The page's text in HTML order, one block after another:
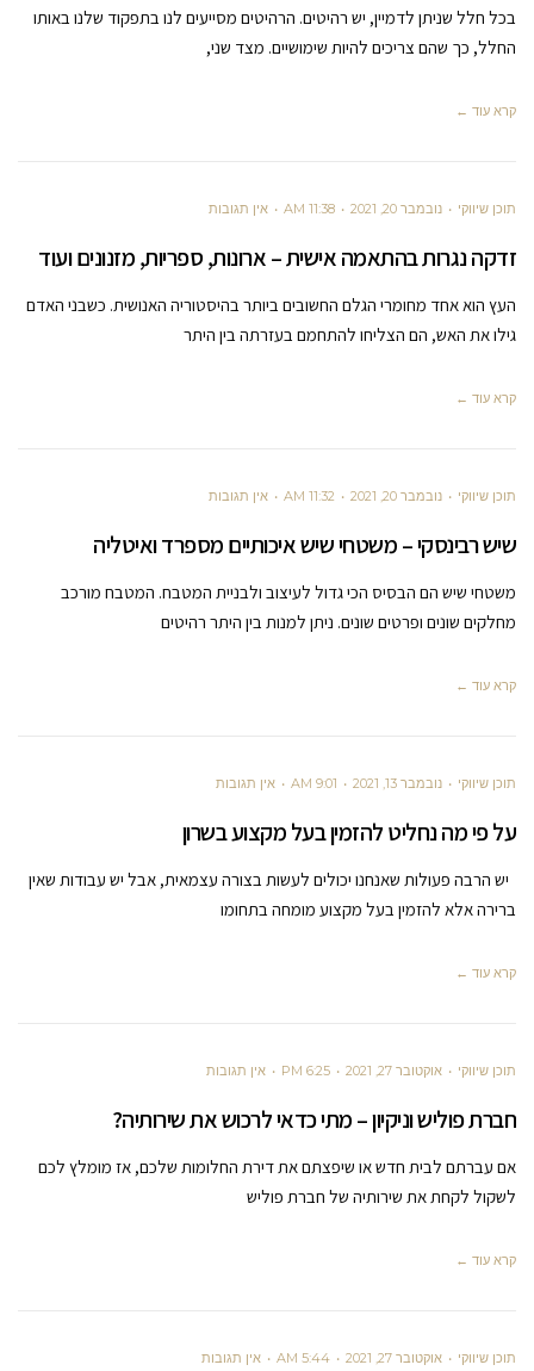
בכל חלל שניתן לדמיין, יש רהיטים. הרהיטים מסייעים לנו בתפקוד שלנו באותו
החלל, כך שהם צריכים להיות שימושיים. מצד שני,
קרא עוד ←
תוכן שיווקי נובמבר 20, 2021 11:38 AM אין תגובות
זדקה נגרות בהתאמה אישית – ארונות, ספריות, מזנונים ועוד
העץ הוא אחד מחומרי הגלם החשובים ביותר בהיסטוריה האנושית. כשבני האדם
גילו את האש, הם הצליחו להתחמם בעזרתה בין היתר
קרא עוד ←
תוכן שיווקי נובמבר 20, 2021 11:32 AM אין תגובות
שיש רבינסקי – משטחי שיש איכותיים מספרד ואיטליה
משטחי שיש הם הבסיס הכי גדול לעיצוב ולבניית המטבח. המטבח מורכב
מחלקים שונים ופרטים שונים. ניתן למנות בין היתר רהיטים
קרא עוד ←
תוכן שיווקי נובמבר 13, 2021 9:01 AM אין תגובות
על פי מה נחליט להזמין בעל מקצוע בשרון
יש הרבה פעולות שאנחנו יכולים לעשות בצורה עצמאית, אבל יש עבודות שאין
ברירה אלא להזמין בעל מקצוע מומחה בתחומו
קרא עוד ←
תוכן שיווקי אוקטובר 27, 2021 6:25 PM אין תגובות
חברת פוליש וניקיון – מתי כדאי לרכוש את שירותיה?
אם עברתם לבית חדש או שיפצתם את דירת החלומות שלכם, אז מומלץ לכם
לשקול לקחת את שירותיה של חברת פוליש
קרא עוד ←
תוכן שיווקי אוקטובר 27, 2021 5:44 AM אין תגובות